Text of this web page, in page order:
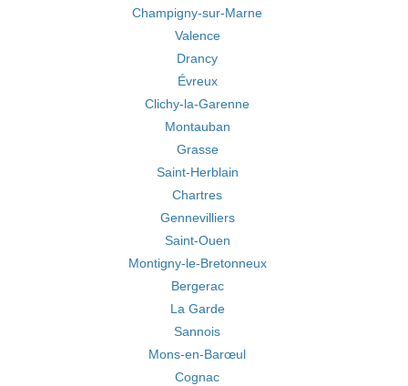
Champigny-sur-Marne
Valence
Drancy
Évreux
Clichy-la-Garenne
Montauban
Grasse
Saint-Herblain
Chartres
Gennevilliers
Saint-Ouen
Montigny-le-Bretonneux
Bergerac
La Garde
Sannois
Mons-en-Barœul
Cognac